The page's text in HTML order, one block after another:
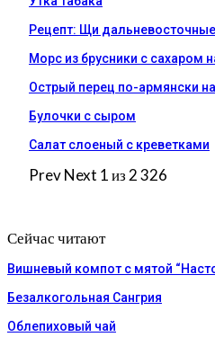
Рецепт: Щи
Морс из брусники с сахаром
Острый перец по-армянски
Булочки с сыром
Салат слоеный с креветками
PrevNext 1 из 2 326
Сейчас читают
Вишневый компот с мятой
Безалкогольная Сангрия
Облепиховый чай